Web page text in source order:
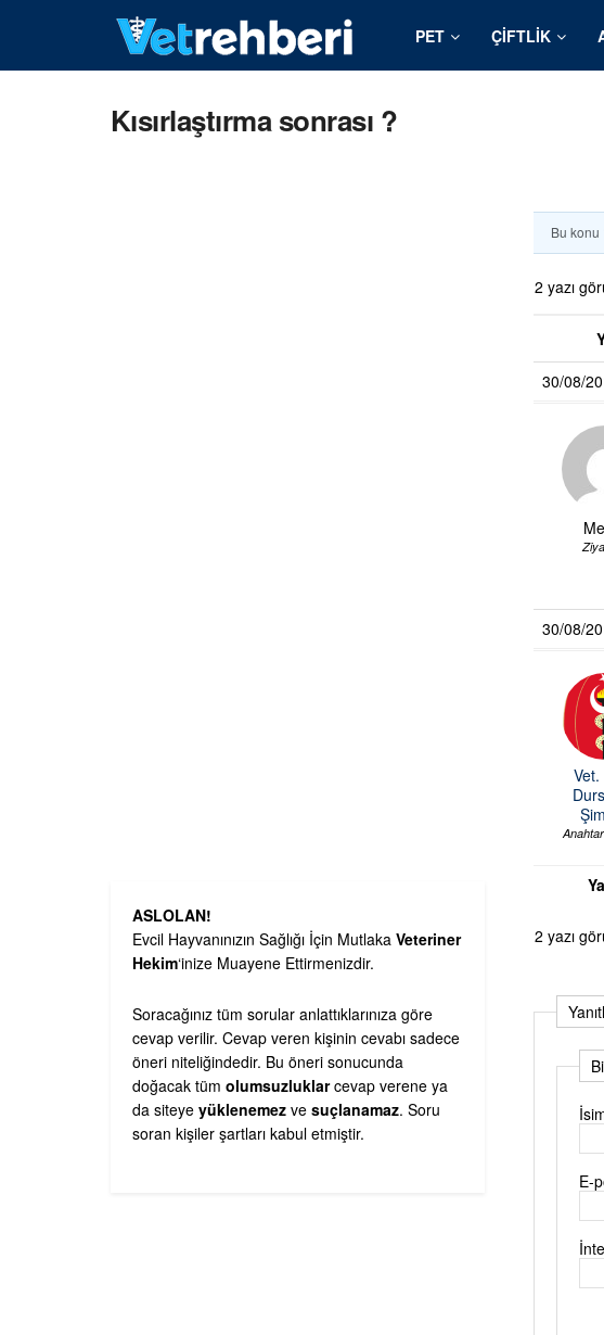
PET ÇIFTLIK
Kısırlaştırma sonrası ?
Bu konu
2 yazı
30/08/
30/08/
Vet.
2 yazı
E-
ASLOLAN!
Evcil Hayvanınızın Sağlığı İçin Mutlaka Veteriner
Hekim‘inize Muayene Ettirmenizdir.
Soracağınız tüm sorular anlattıklarınıza göre
cevap verilir. Cevap veren kişinin cevabı sadece
öneri niteliğindedir. Bu öneri sonucunda
doğacak tüm olumsuzluklarcevap verene ya
da siteye yüklenemez ve suçlanamaz. Soru
soran kişiler şartları kabul etmiştir.